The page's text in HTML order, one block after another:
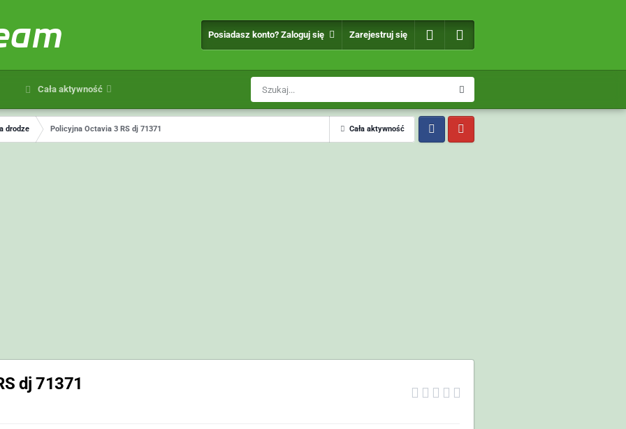
Posiadasz konto? Zaloguj się Zarejestruj się
Cała aktywność
Cała aktywność
drodze Policyjna Octavia 3 RS dj 71371
dj 71371